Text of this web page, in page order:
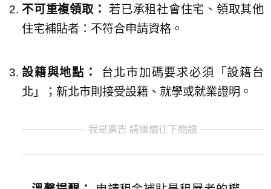
不可重複領取：
若已承租社會住宅、領取其他
住宅補貼者：不符合申請資格。
設籍與地點：
台北市加碼要求必須「設籍台
北」；新北市則接受設籍、就學或就業證明。
我是廣告 請繼續往下閱讀